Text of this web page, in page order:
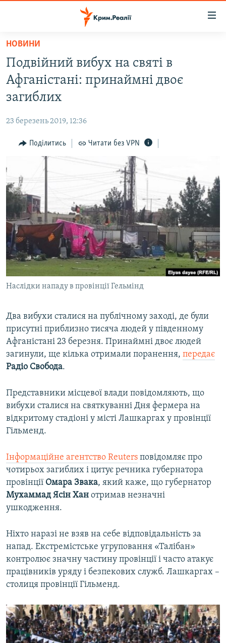
Перейти
основного
матеріалу
Перейти
до
основної
навігації
Перейти
пошуку
ВОДА.КРИМ
ВІДЕО ТА ФОТО
БЛОГИ
ПОГЛЯД
ІНТЕРВ'Ю
ВСЕ ЗА ДЕНЬ
СПЕЦПРОЕКТИ
ДЕПОРТАЦІЯ
ВІДЕОУРОКИ «ELIFBE»
СВІДЧЕННЯ ОКУПАЦІЇ
УКРАЇНСЬКА ПРОБЛЕМА КРИМУ
ІНФОГРАФІКА
ЯК ОБІЙТИ БЛОКУВАННЯ
Русский
Qırımtatar
ДОЛУЧАЙСЯ!
Усі сайти RFE/RL
НОВИНИ
Подвійний вибух на святі в
Афганістані: принаймні двоє
загиблих
23 березень 2019, 12:36
Поділитись Читати без VPN
Наслідки нападу в провінції Гельмінд
Два вибухи сталися на публічному заході, де були
присутні приблизно тисяча людей у південному
Афганістані 23 березня. Принаймні двоє людей
загинули, ще кілька отримали поранення, передає
Радіо Свобода.
Представники місцевої влади повідомляють, що
вибухи сталися на святкуванні Дня фермера на
відкритому стадіоні у місті Лашкаргах у провінції
Гільменд.
Інформаційне агентство Reuters повідомляє про
чотирьох загиблих і цитує речника губернатора
провінції Омара Звака, який каже, що губернатор
Мухаммад Ясін Хан отримав незначні
ушкодження.
Ніхто наразі не взяв на себе відповідальність за
напад. Екстремістське угруповання «Талібан»
контролює значну частину провінції і часто атакує
працівників уряду і безпекових служб. Лашкаргах –
столиця провінції Гільменд.